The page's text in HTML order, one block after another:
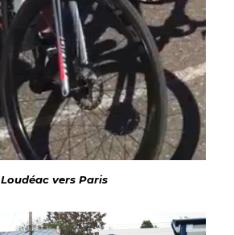
Loudéac vers Paris